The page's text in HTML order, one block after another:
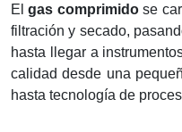
Elgas comprimidose
filtración y secado,
hasta llegar a
calidad desde una
hasta tecnología de